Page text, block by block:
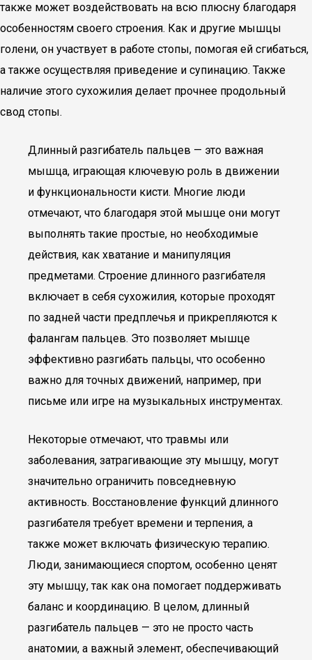
также может воздействовать на всю плюсну благодаря
особенностям своего строения. Как и другие мышцы
голени, он участвует в работе стопы, помогая ей сгибаться,
а также осуществляя приведение и супинацию. Также
наличие этого сухожилия делает прочнее продольный
свод стопы.
Длинный разгибатель пальцев — это важная
мышца, играющая ключевую роль в движении
и функциональности кисти. Многие люди
отмечают, что благодаря этой мышце они могут
выполнять такие простые, но необходимые
действия, как хватание и манипуляция
предметами. Строение длинного разгибателя
включает в себя сухожилия, которые проходят
по задней части предплечья и прикрепляются к
фалангам пальцев. Это позволяет мышце
эффективно разгибать пальцы, что особенно
важно для точных движений, например, при
письме или игре на музыкальных инструментах.
Некоторые отмечают, что травмы или
заболевания, затрагивающие эту мышцу, могут
значительно ограничить повседневную
активность. Восстановление функций длинного
разгибателя требует времени и терпения, а
также может включать физическую терапию.
Люди, занимающиеся спортом, особенно ценят
эту мышцу, так как она помогает поддерживать
баланс и координацию. В целом, длинный
разгибатель пальцев — это не просто часть
анатомии, а важный элемент, обеспечивающий